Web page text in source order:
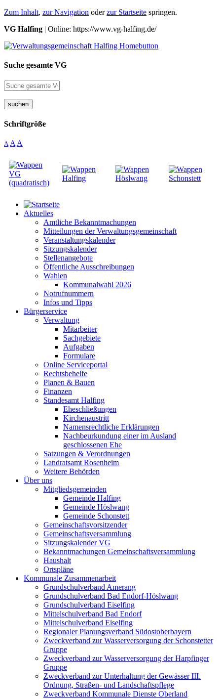
Zum Inhalt, zur Navigation oderzur Startseite springen.
VG Halfing | Online: https://www.vg-halfing.de/
Suche gesamte VG
suchen
Schriftgröße
A A A
Aktuelles
Amtliche Bekanntmachungen
Mitteilungen der Verwaltungsgemeinschaft
Veranstaltungskalender
Sitzungskalender
Stellenangebote
Öffentliche Ausschreibungen
Wahlen
Kommunalwahl 2026
Notrufnummern
Infos und Tipps
Bürgerservice
Verwaltung
Mitarbeiter
Sachgebiete
Aufgaben
Formulare
Online Serviceportal
Rechtsbehelfe
Planen & Bauen
Finanzen
Standesamt Halfing
Eheschließungen
Kirchenaustritt
Namensrechtliche Erklärungen
Nachbeurkundung einer im Ausland
geschlossenen Ehe
Satzungen & Verordnungen
Landratsamt Rosenheim
Weitere Behörden
Über uns
Mitgliedsgemeinden
Gemeinde Halfing
Gemeinde Höslwang
Gemeinde Schonstett
Gemeinschaftsvorsitzender
Gemeinschaftsversammlung
Sitzungskalender VG
Bekanntmachungen Gemeinschaftsversammlung
Haushalt
Ortspläne
Kommunale Zusammenarbeit
Grundschulverband Amerang
Grundschulverband Bad Endorf-Höslwang
Grundschulverband Eiselfing
Mittelschulverband Bad Endorf
Mittelschulverband Eiselfing
Regionaler Planungsverband Südostoberbayern
Zweckverband zur Wasserversorgung der Schonstetter
Gruppe
Zweckverband zur Wasserversorgung der Harpfinger
Gruppe
Zweckverband zur Unterhaltung der Gewässer III.
Ordnung, Straßen- und Landschaftspflege
Zweckverband Kommunale Dienste Oberland